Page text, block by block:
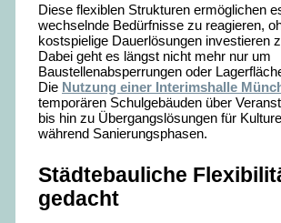
Diese flexiblen Strukturen ermöglichen
wechselnde Bedürfnisse zu reagieren,
kostspielige Dauerlösungen investieren
Dabei geht es längst nicht mehr nur um
Baustellenabsperrungen oder
Die Nutzung einer Interimshalle
temporären Schulgebäuden über
bis hin zu Übergangslösungen für
während Sanierungsphasen.
Städtebauliche
gedacht